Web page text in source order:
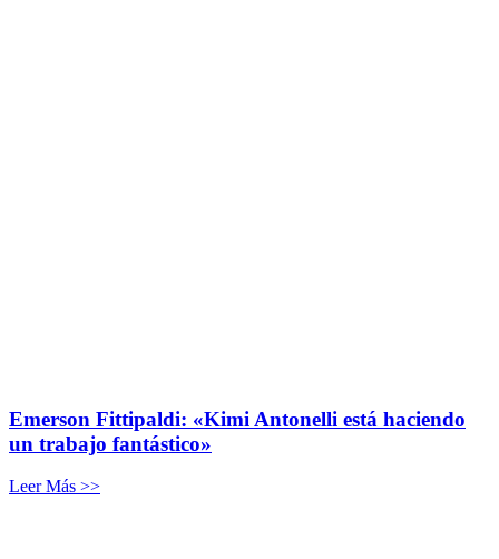
Emerson Fittipaldi: «Kimi Antonelli está haciendo
un trabajo fantástico»
Leer Más >>